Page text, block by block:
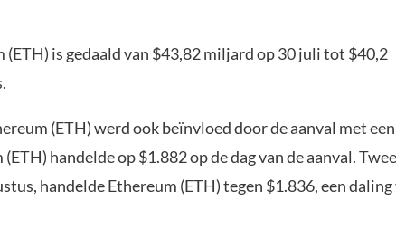
(ETH) is gedaald van $43,82 miljard op 30 juli tot $40,2
(ETH) werd ook beïnvloed door de aanval met een
handelde op $1.882 op de dag van de aanval. Twee
handelde Ethereum (ETH) tegen $1.836, een daling